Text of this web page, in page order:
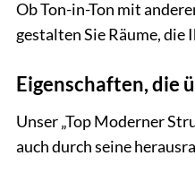
Ob Ton-in-Ton mit
gestalten Sie Räume,
Eigenschaften, die
Unser „Top Moderner
auch durch seine